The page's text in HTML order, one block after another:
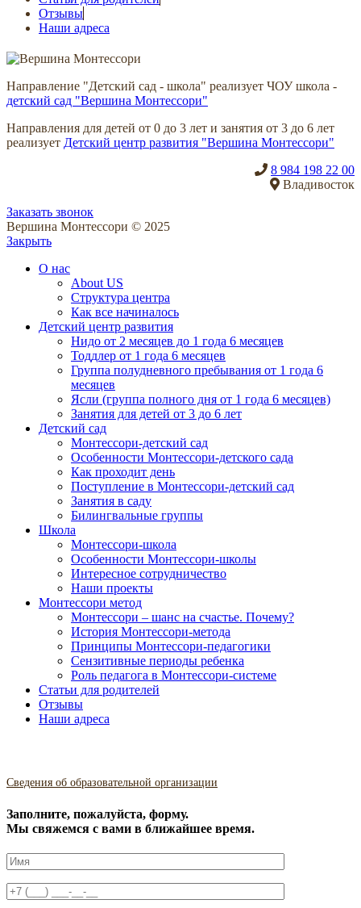
Отзывы
Наши адреса
Направление "Детский сад - школа" реализует ЧОУ школа -
детский сад "Вершина Монтессори"
Направления для детей от 0 до 3 лет и занятия от 3 до 6 лет
реализует Детский центр развития "Вершина Монтессори"
8 984 198 22 00
Владивосток
Заказать звонок
Вершина Монтессори © 2025
Закрыть
О нас
About US
Структура центра
Как все начиналось
Детский центр развития
Нидо от 2 месяцев до 1 года 6 месяцев
Тоддлер от 1 года 6 месяцев
Группа полудневного пребывания от 1 года 6
месяцев
Ясли (группа полного дня от 1 года 6 месяцев)
Занятия для детей от 3 до 6 лет
Детский сад
Монтессори-детский сад
Особенности Монтессори-детского сада
Как проходит день
Поступление в Монтессори-детский сад
Занятия в саду
Билингвальные группы
Школа
Монтессори-школа
Особенности Монтессори-школы
Интересное сотрудничество
Наши проекты
Монтессори метод
Монтессори – шанс на счастье. Почему?
История Монтессори-метода
Принципы Монтессори-педагогики
Сензитивные периоды ребенка
Роль педагога в Монтессори-системе
Статьи для родителей
Отзывы
Наши адреса
Сведения об образовательной организации
Заполните, пожалуйста, форму.
Мы свяжемся с вами в ближайшее время.